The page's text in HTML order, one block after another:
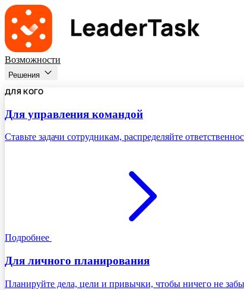
Возможности
Решения
ДЛЯ КОГО
Для управления командой
Ставьте задачи сотрудникам, распределяйте
Подробнее
Для личного планирования
Планируйте дела, цели и привычки, чтобы ничего не